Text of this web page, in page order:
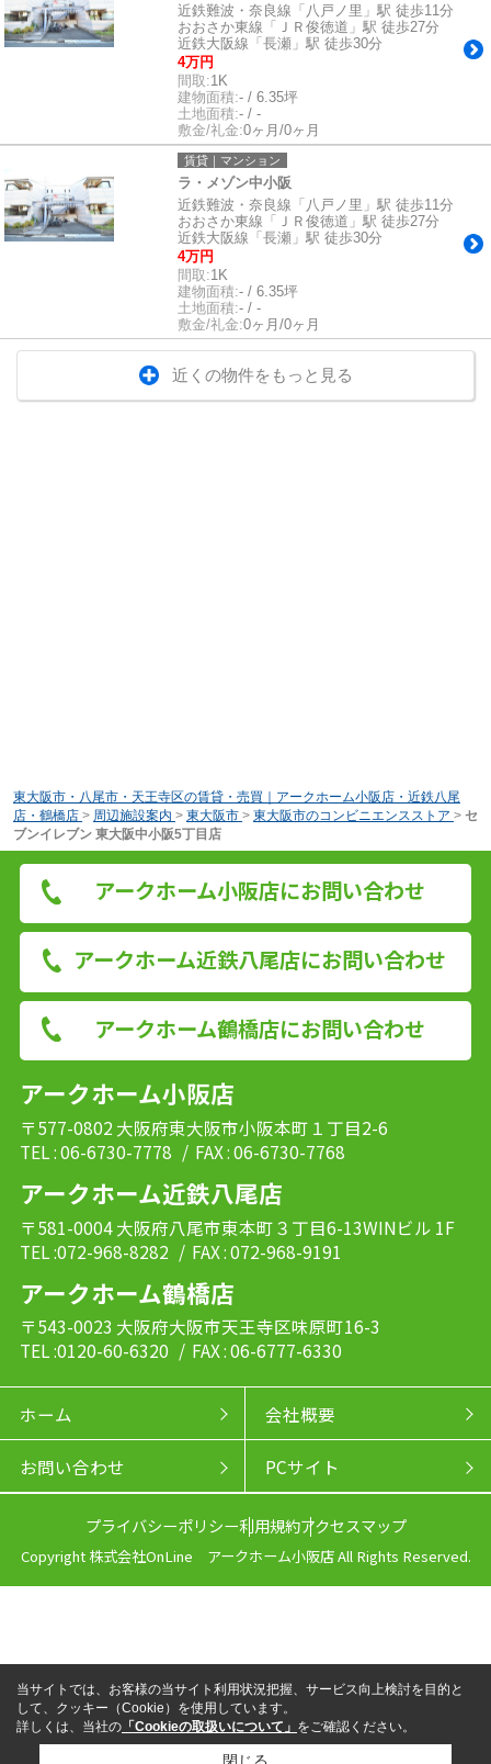
近鉄難波・奈良線「八戸ノ里」駅 徒歩11分
おおさか東線「ＪＲ俊徳道」駅 徒歩27分
近鉄大阪線「長瀬」駅 徒歩30分
4万円
間取:1K
建物面積:- / 6.35坪
土地面積:- / -
敷金/礼金:0ヶ月/0ヶ月
賃貸｜マンション
ラ・メゾン中小阪
近鉄難波・奈良線「八戸ノ里」駅 徒歩11分
おおさか東線「ＪＲ俊徳道」駅 徒歩27分
近鉄大阪線「長瀬」駅 徒歩30分
4万円
間取:1K
建物面積:- / 6.35坪
土地面積:- / -
敷金/礼金:0ヶ月/0ヶ月
近くの物件をもっと見る
東大阪市・八尾市・天王寺区の賃貸・売買｜アークホーム小阪店・近鉄八尾
店・鶴橋店 > 周辺施設案内 > 東大阪市 > 東大阪市のコンビニエンスストア > セ
ブンイレブン 東大阪中小阪5丁目店
アークホーム小阪店にお問い合わせ
アークホーム近鉄八尾店にお問い合わせ
アークホーム鶴橋店にお問い合わせ
アークホーム小阪店
〒577-0802 大阪府東大阪市小阪本町１丁目2-6
TEL : 06-6730-7778 / FAX : 06-6730-7768
アークホーム近鉄八尾店
〒581-0004 大阪府八尾市東本町３丁目6-13WINビル 1F
TEL :072-968-8282 / FAX : 072-968-9191
アークホーム鶴橋店
〒543-0023 大阪府大阪市天王寺区味原町16-3
TEL :0120-60-6320 / FAX : 06-6777-6330
ホーム 会社概要
お問い合わせ PCサイト
プライバシーポリシー利用規約アクセスマップ
Copyright 株式会社OnLine アークホーム小阪店 All Rights Reserved.
当サイトでは、お客様の当サイト利用状況把握、サービス向上検討を目的と
して、クッキー（Cookie）を使用しています。
詳しくは、当社の 「Cookieの取扱いについて」 をご確認ください。